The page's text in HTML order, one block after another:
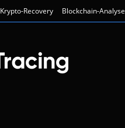
Krypto-Recovery Blockchain-Analyse